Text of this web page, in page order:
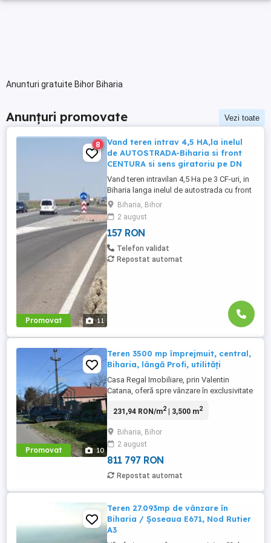
Anunturi gratuite Bihor Biharia
Anunțuri promovate Vezi toate
Promovat 11
8
Vand teren intrav 4,5 HA,la inelul
de AUTOSTRADA-Biharia si front
CENTURA si sens giratoriu pe DN
Vand teren intravilan 4,5 Ha pe 3 CF-uri, in
Biharia langa inelul de autostrada cu front
mare la sosea de 200 ml si de asemenea
cu front in sensul giratoriu de la noua
centura a comunei BIHARIA si front lateral
la noua centura de circa 317 ml. Terenul
are utilitati curent , gaz , in zona sant
construite ...
Biharia, Bihor
2 august
157 RON
Telefon validat
Repostat automat
Promovat 10
Teren 3500 mp împrejmuit, central,
Biharia, lângă Profi, utilități
Casa Regal Imobiliare, prin Valentin
Catana, oferă spre vânzare în exclusivitate
Biharia, pe strada Szent Peter, într-o zonă
imediata proximitate a supermarketului
Profi. Terenul are o suprafață totală de
3500 ...
231,94 RON/m2| 3,500 m2
Biharia, Bihor
2 august
811 797 RON
Repostat automat
Teren 27.093mp de vânzare în
Biharia / Șoseaua E671, Nod Rutier
A3